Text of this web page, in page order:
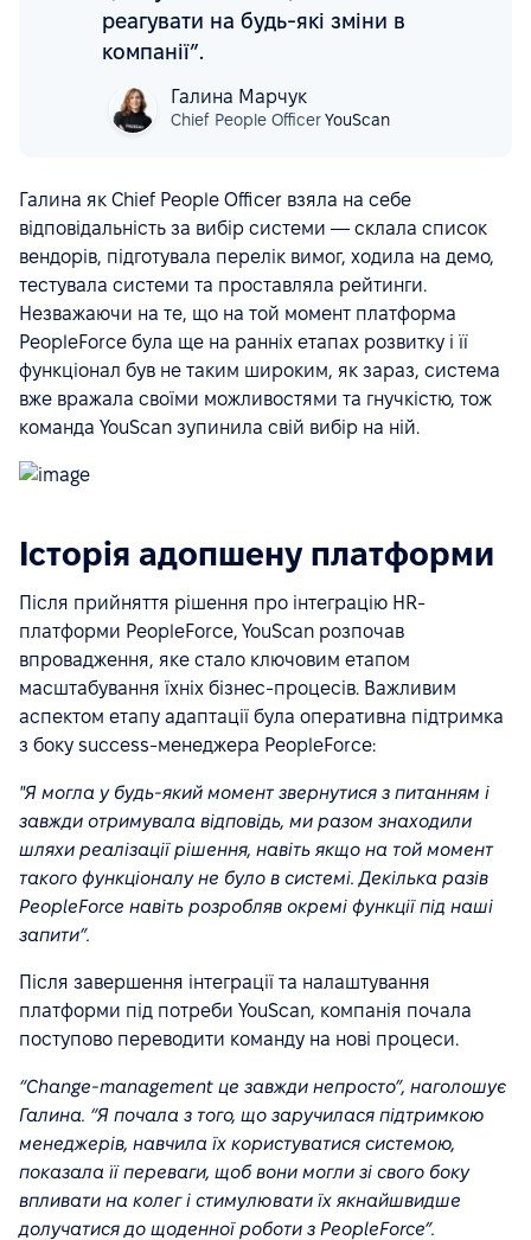
реагувати на будь-які зміни в
компанії”.
Галина Марчук
Chief People OfficerYouScan
Галина як Chief People Officer взяла на себе
відповідальність за вибір системи — склала список
вендорів, підготувала перелік вимог, ходила на демо,
тестувала системи та проставляла рейтинги.
Незважаючи на те, що на той момент платформа
PeopleForce була ще на ранніх етапах розвитку і її
функціонал був не таким широким, як зараз, система
вже вражала своїми можливостями та гнучкістю, тож
команда YouScan зупинила свій вибір на ній.
Історія адопшену платформи
Після прийняття рішення про інтеграцію HR-
платформи PeopleForce, YouScan розпочав
впровадження, яке стало ключовим етапом
масштабування їхніх бізнес-процесів. Важливим
аспектом етапу адаптації була оперативна підтримка
з боку success-менеджера PeopleForce:
"Я могла у будь-який момент звернутися з питанням і
завжди отримувала відповідь, ми разом знаходили
шляхи реалізації рішення, навіть якщо на той момент
такого функціоналу не було в системі. Декілька разів
PeopleForce навіть розробляв окремі функції під наші
запити”.
Після завершення інтеграції та налаштування
платформи під потреби YouScan, компанія почала
поступово переводити команду на нові процеси.
“Change-management це завжди непросто”, наголошує
Галина. “Я почала з того, що заручилася підтримкою
менеджерів, навчила їх користуватися системою,
показала її переваги, щоб вони могли зі свого боку
впливати на колег і стимулювати їх якнайшвидше
долучатися до щоденної роботи з PeopleForce”.